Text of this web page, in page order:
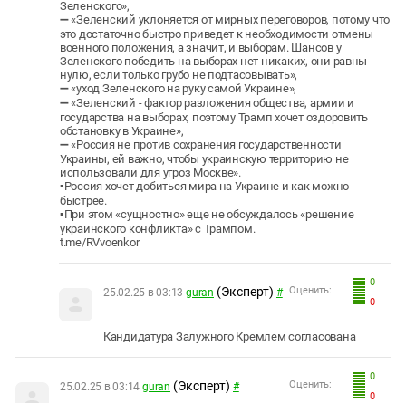
Зеленского»,
➖ «Зеленский уклоняется от мирных переговоров, потому что
это достаточно быстро приведет к необходимости отмены
военного положения, а значит, и выборам. Шансов у
Зеленского победить на выборах нет никаких, они равны
нулю, если только грубо не подтасовывать»,
➖ «уход Зеленского на руку самой Украине»,
➖ «Зеленский - фактор разложения общества, армии и
государства на выборах, поэтому Трамп хочет оздоровить
обстановку в Украине»,
➖ «Россия не против сохранения государственности
Украины, ей важно, чтобы украинскую территорию не
использовали для угроз Москве».
▪️Россия хочет добиться мира на Украине и как можно
быстрее.
▪️При этом «сущностно» еще не обсуждалось «решение
украинского конфликта» с Трампом.
t.me/RVvoenkor
0
0
Оценить:
25.02.25 в 03:13 guran (Эксперт) #
Кандидатура Залужного Кремлем согласована
0
0
Оценить:
25.02.25 в 03:14 guran (Эксперт) #